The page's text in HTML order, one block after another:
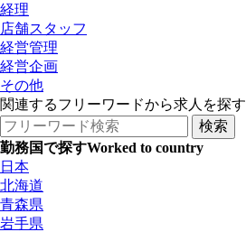
経理
店舗スタッフ
経営管理
経営企画
その他
関連するフリーワードから求人を探す
勤務国で探すWorked to country
日本
北海道
青森県
岩手県